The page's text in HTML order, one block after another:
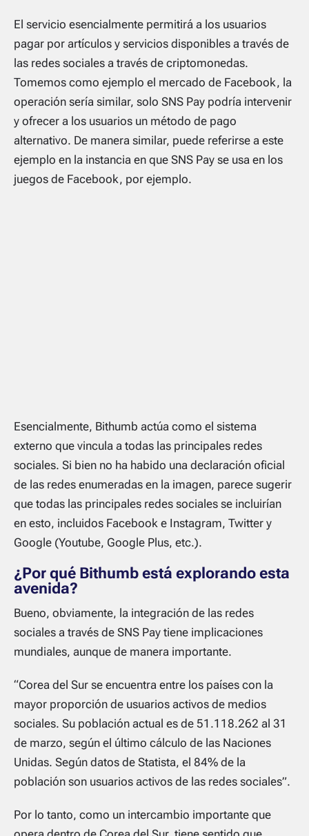
El servicio esencialmente permitirá a los usuarios
pagar por artículos y servicios disponibles a través de
las redes sociales a través de criptomonedas.
Tomemos como ejemplo el mercado de Facebook, la
operación sería similar, solo SNS Pay podría intervenir
y ofrecer a los usuarios un método de pago
alternativo. De manera similar, puede referirse a este
ejemplo en la instancia en que SNS Pay se usa en los
juegos de Facebook, por ejemplo.
Esencialmente, Bithumb actúa como el sistema
externo que vincula a todas las principales redes
sociales. Si bien no ha habido una declaración oficial
de las redes enumeradas en la imagen, parece sugerir
que todas las principales redes sociales se incluirían
en esto, incluidos Facebook e Instagram, Twitter y
Google (Youtube, Google Plus, etc.).
¿Por qué Bithumb está explorando esta
avenida?
Bueno, obviamente, la integración de las redes
sociales a través de SNS Pay tiene implicaciones
mundiales, aunque de manera importante.
“Corea del Sur se encuentra entre los países con la
mayor proporción de usuarios activos de medios
sociales. Su población actual es de 51.118.262 al 31
de marzo, según el último cálculo de las Naciones
Unidas. Según datos de Statista, el 84% de la
población son usuarios activos de las redes sociales”.
Por lo tanto, como un intercambio importante que